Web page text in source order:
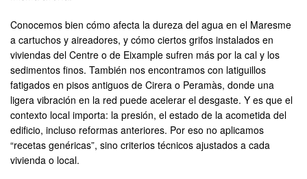
Conocemos bien cómo afecta la dureza del agua en el Maresme
a cartuchos y aireadores, y cómo ciertos grifos instalados en
viviendas del Centre o de Eixample sufren más por la cal y los
sedimentos finos. También nos encontramos con latiguillos
fatigados en pisos antiguos de Cirera o Peramàs, donde una
ligera vibración en la red puede acelerar el desgaste. Y es que el
contexto local importa: la presión, el estado de la acometida del
edificio, incluso reformas anteriores. Por eso no aplicamos
“recetas genéricas”, sino criterios técnicos ajustados a cada
vivienda o local.